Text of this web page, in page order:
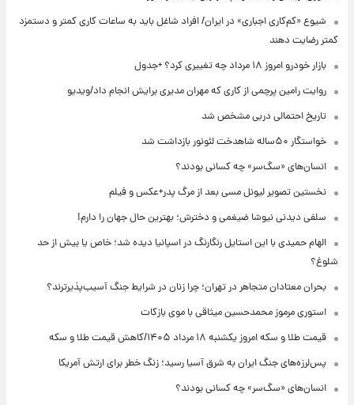
شیوع «کم‌کاری اجباری» در ایران/ افراد شاغل باید به ساعات کاری کمتر و دستمزد
کمتر رضایت دهند
بازار خودرو امروز ۱۸ مرداد چه تغییری کرد؟ +جدول
روایت رامین پرچمی از کاری که مهران مدیری برایش انجام داد/ویدیو
تاریخ احتمالی دربی مشخص شد
خواستگار ۵۰ساله شاهدخت لئونور بازداشت شد
انسان‌های «سگ‌سر» چه کسانی بودند؟
نخستین تصویر لیونل مسی بعد از مرگ پدر+عکس و فیلم
سلفی دیدنی نیوشا ضیغمی و دخترش؛ بهترین حال جهان را دارم!
الهام حمیدی با این استایل رنگارنگ در اسپانیا دیده شد؛ خاص یا بیش از حد
شلوغ؟
بحران معتادان متجاهر در تهران؛ چرا زنان در شرایط جنگ آسیب‌پذیرترند؟
استوری مرموز محمدحسین میثاقی با موی بازکات
قیمت طلا و سکه امروز یکشنبه ۱۸ مرداد ۱۴۰۵/کاهش قیمت طلا و سکه
پس‌لرزه‌های جنگ ایران به شرق آسیا رسید؛ زنگ خطر برای ارتش آمریکا
انسان‌های «سگ‌سر» چه کسانی بودند؟